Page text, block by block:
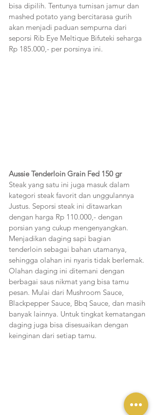
bisa dipilih. Tentunya tumisan jamur dan
mashed potato yang bercitarasa gurih
akan menjadi paduan sempurna dari
seporsi Rib Eye Meltique Bifuteki seharga
Rp 185.000,- per porsinya ini.
Aussie Tenderloin Grain Fed 150 gr
Steak yang satu ini juga masuk dalam
kategori steak favorit dan unggulannya
Justus. Seporsi steak ini ditawarkan
dengan harga Rp 110.000,- dengan
porsian yang cukup mengenyangkan.
Menjadikan daging sapi bagian
tenderloin sebagai bahan utamanya,
sehingga olahan ini nyaris tidak berlemak.
Olahan daging ini ditemani dengan
berbagai saus nikmat yang bisa tamu
pesan. Mulai dari Mushroom Sauce,
Blackpepper Sauce, Bbq Sauce, dan masih
banyak lainnya. Untuk tingkat kematangan
daging juga bisa disesuaikan dengan
keinginan dari setiap tamu.